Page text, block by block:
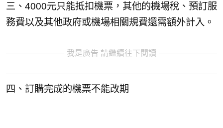
三、4000元只能抵扣機票，其他的機場稅、預訂服
務費以及其他政府或機場相關規費還需額外計入。
我是廣告 請繼續往下閱讀
四、訂購完成的機票不能改期